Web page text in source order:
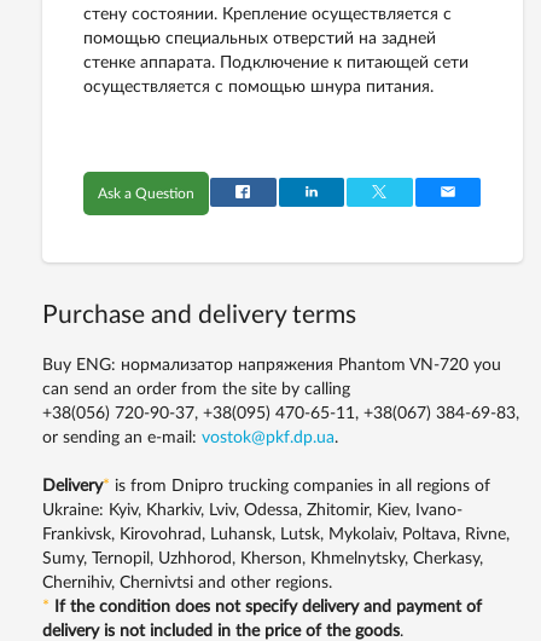
стену состоянии. Крепление осуществляется с
помощью специальных отверстий на задней
стенке аппарата. Подключение к питающей сети
осуществляется с помощью шнура питания.
Ask a Question
Purchase and delivery terms
Buy ENG: нормализатор напряжения Phantom VN-720 you
can send an order from the site by calling
+38(056) 720-90-37, +38(095) 470-65-11, +38(067) 384-69-83,
or sending an e-mail: vostok@pkf.dp.ua.
Delivery* is from Dnipro trucking companies in all regions of
Ukraine: Kyiv, Kharkiv, Lviv, Odessa, Zhitomir, Kiev, Ivano-
Frankivsk, Kirovohrad, Luhansk, Lutsk, Mykolaiv, Poltava, Rivne,
Sumy, Ternopil, Uzhhorod, Kherson, Khmelnytsky, Cherkasy,
Chernihiv, Chernivtsi and other regions.
*
If the condition does not specify delivery and payment of
delivery is not included in the price of the goods.